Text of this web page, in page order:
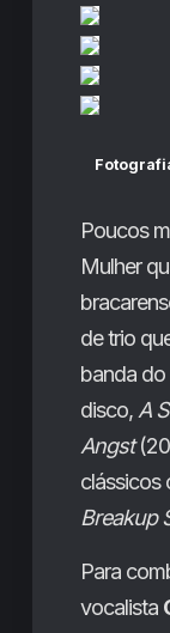
Poucos
Mulher
de trio
banda do
disco, A
Angst
clássicos
Breakup
Para
vocalista